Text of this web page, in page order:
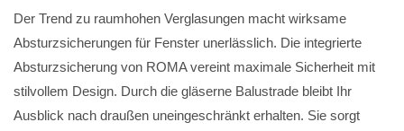
Der Trend zu raumhohen Verglasungen macht wirksame
Absturzsicherungen für Fenster unerlässlich. Die integrierte
Absturzsicherung von ROMA vereint maximale Sicherheit mit
stilvollem Design. Durch die gläserne Balustrade bleibt Ihr
Ausblick nach draußen uneingeschränkt erhalten. Sie sorgt